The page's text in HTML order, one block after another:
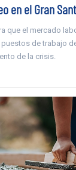
en el Gran
que el mercado
puestos de trabajo
de la crisis.